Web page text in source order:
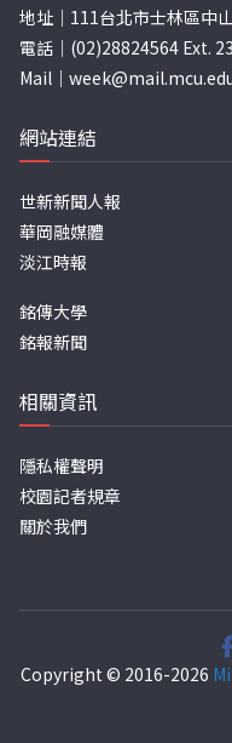
地址｜111台北市士林區中
電話｜(02)28824564 Ext.
Mail｜
網站連結
世新新聞人報
華岡融媒體
淡江時報
銘傳大學
銘報新聞
相關資訊
隱私權聲明
校園記者規章
關於我們
Copyright © 2016-2026